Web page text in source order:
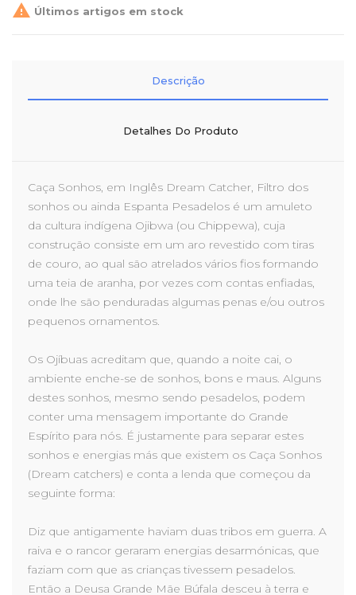
 Últimos artigos em stock
Descrição
Detalhes Do Produto
Caça Sonhos, em Inglês Dream Catcher, Filtro dos
sonhos ou ainda Espanta Pesadelos é um amuleto
da cultura indígena Ojibwa (ou Chippewa), cuja
construção consiste em um aro revestido com tiras
de couro, ao qual são atrelados vários fios formando
uma teia de aranha, por vezes com contas enfiadas,
onde lhe são penduradas algumas penas e/ou outros
pequenos ornamentos.
Os Ojíbuas acreditam que, quando a noite cai, o
ambiente enche-se de sonhos, bons e maus. Alguns
destes sonhos, mesmo sendo pesadelos, podem
conter uma mensagem importante do Grande
Espírito para nós. É justamente para separar estes
sonhos e energias más que existem os Caça Sonhos
(Dream catchers) e conta a lenda que começou da
seguinte forma:
Diz que antigamente haviam duas tribos em guerra. A
raiva e o rancor geraram energias desarmónicas, que
faziam com que as crianças tivessem pesadelos.
Então a Deusa Grande Mãe Búfala desceu à terra e